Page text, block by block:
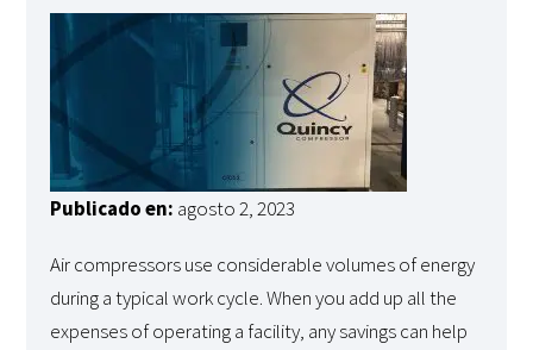
Publicado en: agosto 2, 2023
Air compressors use considerable volumes of energy
during a typical work cycle. When you add up all the
expenses of operating a facility, any savings can help